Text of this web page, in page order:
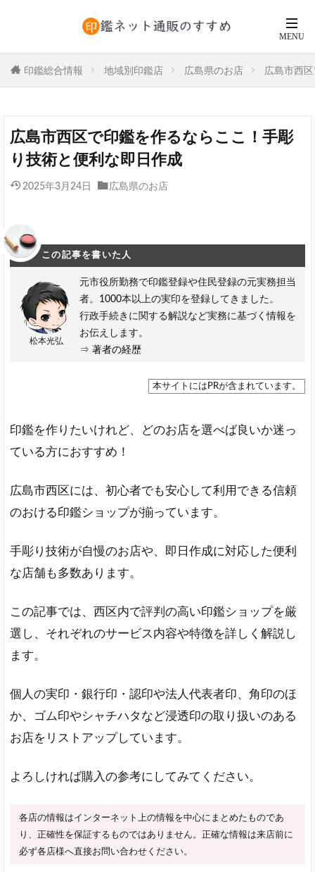
印鑑総合情報 地域別印鑑店 広島県のお店 広島市西
広島市西区で印鑑を作るならここ！手彫
り技術と便利な即日作成
2025年3月24日 広島県のお店
この記事を書いた人
松本光弘
元市役所勤務で印鑑登録や住民登録の元実務担当
者。1000本以上の実印を登録してきました。
行政手続きに関する解説など実務に基づく情報を
お伝えします。
⇒ 著者の経歴
本サイトにはPRが含まれています。
印鑑を作りたいけれど、どのお店を選べば良いか迷っ
ている方におすすめ！
広島市西区には、初心者でも安心して利用できる信頼
のおける印鑑ショップが揃っています。
手彫り技術が自慢のお店や、即日作成に対応した便利
な店舗も多数あります。
この記事では、西区内で評判の高い印鑑ショップを厳
選し、それぞれのサービス内容や特徴を詳しく解説し
ます。
個人の実印・銀行印・認印や法人代表者印、角印のほ
か、ゴム印やシャチハタなど浸透印の取り扱いのある
お店をリストアップしています。
よろしければ購入の参考にしてみてください。
各店の情報はインターネット上の情報を中心にまとめたものであ
り、正確性を保証するものではありません。正確な情報は来店前に
必ず各店様へ直接お問い合わせください。